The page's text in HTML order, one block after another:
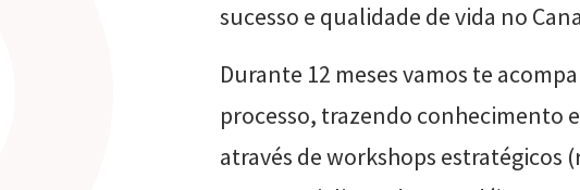
sucesso e qualidade de vida no
Durante 12 meses vamos te
processo, trazendo conhecimento
através de workshops estratégicos